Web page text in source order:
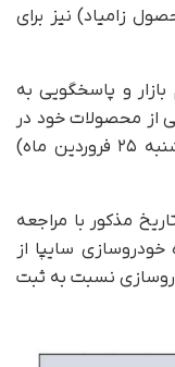
زامیاد) نیز برای
و پاسخگویی به
از محصولات خود در
سال جدید را از ساعت ۱۰ صبح فردا (دوشنبه ۲۵ فروردین ماه)
مذکور با مراجعه
سایپا از
نسبت به ثبت